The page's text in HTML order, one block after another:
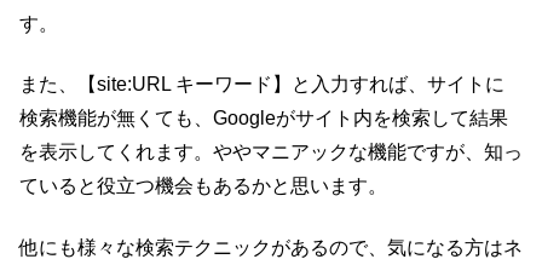
す。
また、【site:URL キーワード】と入力すれば、サイトに
検索機能が無くても、Googleがサイト内を検索して結果
を表示してくれます。ややマニアックな機能ですが、知っ
ていると役立つ機会もあるかと思います。
他にも様々な検索テクニックがあるので、気になる方はネ